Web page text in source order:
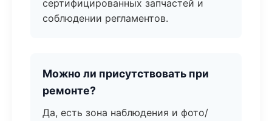
сертифицированных запчастей и
соблюдении регламентов.
Можно ли присутствовать при
ремонте?
Да, есть зона наблюдения и фото/